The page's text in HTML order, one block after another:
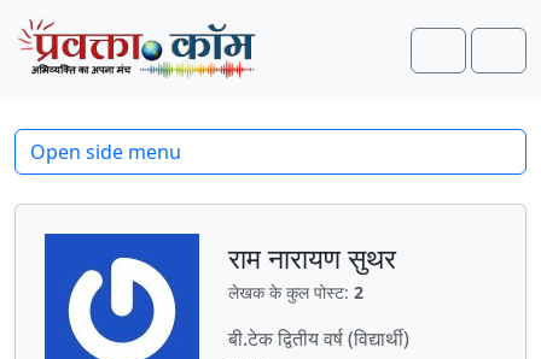
Skip to content
Skip to footer
Search
राम नारायण सुथर
लेखक के कुल पोस्ट: 2
बी.टेक द्वितीय वर्ष (विद्यार्थी)
Open side menu